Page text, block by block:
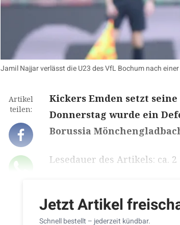
Jamil Najjar verlässt die U23 des VfL Bochum nach
Artikel
teilen:
Kickers Emden setzt
Donnerstag wurde ein
Borussia
Lesedauer des Artikels: ca.
Jetzt Artikel
Schnell bestellt – jederzeit kündbar.